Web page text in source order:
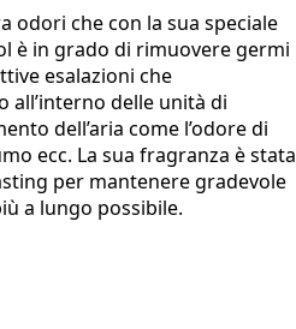
odori che con la sua speciale
è in grado di rimuovere germi
esalazioni che
all’interno delle unità di
dell’aria come l’odore di
ecc. La sua fragranza è stata
per mantenere gradevole
a lungo possibile.